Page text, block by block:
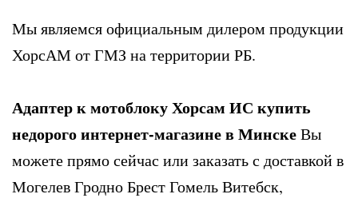
Мы являемся официальным дилером продукции
ХорсАМ от ГМЗ на территории РБ.
Адаптер к мотоблоку Хорсам ИС купить
недорого интернет-магазине в МинскеВы
можете прямо сейчас или заказать с доставкой в
Могелев Гродно Брест Гомель Витебск,